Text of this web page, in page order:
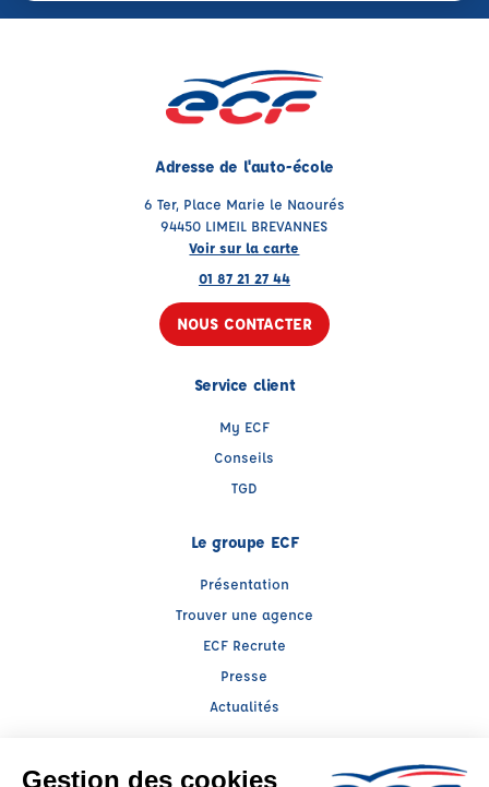
Adresse de l'auto-école
6 Ter, Place Marie le Naourés
94450 LIMEIL BREVANNES
Voir sur la carte
01 87 21 27 44
NOUS CONTACTER
Service client
My ECF
Conseils
TGD
Le groupe ECF
Présentation
Trouver une agence
ECF Recrute
Presse
Actualités